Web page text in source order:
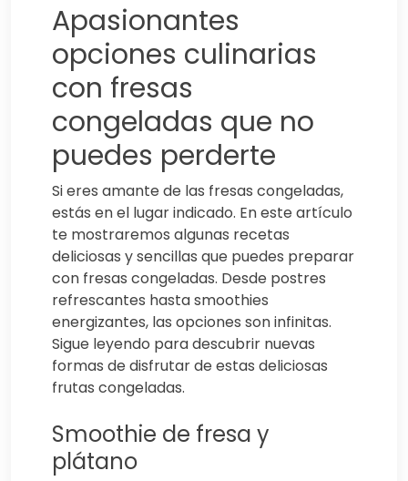
Apasionantes
opciones culinarias
con fresas
congeladas que no
puedes perderte
Si eres amante de las fresas congeladas,
estás en el lugar indicado. En este artículo
te mostraremos algunas recetas
deliciosas y sencillas que puedes preparar
con fresas congeladas. Desde postres
refrescantes hasta smoothies
energizantes, las opciones son infinitas.
Sigue leyendo para descubrir nuevas
formas de disfrutar de estas deliciosas
frutas congeladas.
Smoothie de fresa y
plátano